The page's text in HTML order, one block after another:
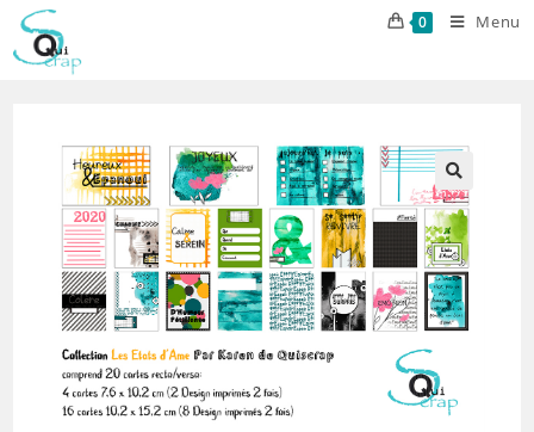
Skip
content
0 Menu